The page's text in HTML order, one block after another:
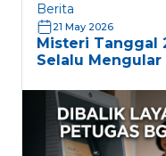
Berita
21 May 2026
Misteri Tanggal
Selalu